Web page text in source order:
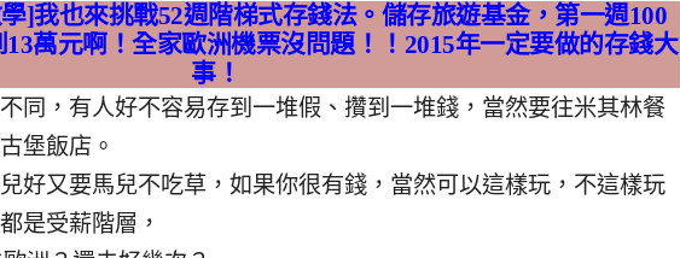
]我也來挑戰52週階梯式存錢法。儲存旅遊基金，第一週100
萬元啊！全家歐洲機票沒問題！！2015年一定要做的存錢大
事！
同，有人好不容易存到一堆假、攢到一堆錢，當然要往米其林餐
堡飯店。
好又要馬兒不吃草，如果你很有錢，當然可以這樣玩，不這樣玩
是受薪階層，